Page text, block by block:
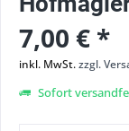
7,00 € *
inkl. MwSt.zzgl.
Sofort